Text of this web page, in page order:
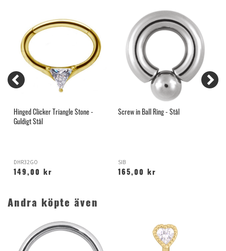
Hinged Clicker Triangle Stone -
Guldigt Stål
DHR32GO
149,00 kr
Screw in Ball Ring - Stål
SIB
165,00 kr
Andra köpte även